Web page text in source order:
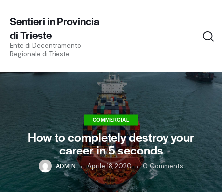
Sentieri in Provincia
di Trieste
Ente di Decentramento
Regionale di Trieste
COMMERCIAL
How to completely destroy your
career in 5 seconds
ADMIN Aprile 18, 2020 0 Comments